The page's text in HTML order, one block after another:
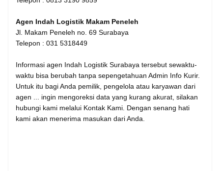
Agen Indah Logistik Makam Peneleh
Jl. Makam Peneleh no. 69 Surabaya
Telepon : 031 5318449
Informasi agen Indah Logistik Surabaya tersebut sewaktu-
waktu bisa berubah tanpa sepengetahuan Admin Info Kurir.
Untuk itu bagi Anda pemilik, pengelola atau karyawan dari
agen ... ingin mengoreksi data yang kurang akurat, silakan
hubungi kami melalui Kontak Kami. Dengan senang hati
kami akan menerima masukan dari Anda.